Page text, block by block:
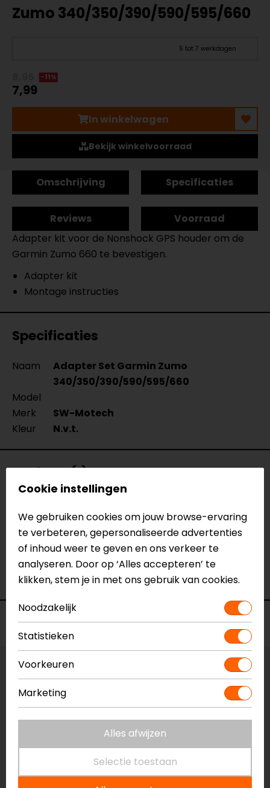
Zumo 340/350/390/590/595/660
5 tot 7 werkdagen
-11%
7,99
In winkelwagen
Bekijk winkelvoorraad
Omschrijving Specificaties
Reviews
Voorraad
Adapter kit voor de Nonshock GPS houder om de
Garmin Zumo 660 te bevestigen.
Adapter kit
Montage instructies
Specificaties
Naam
Adapter Set Garmin Zumo
340/350/390/590/595/660
Model
Merk
SW-Motech
Kleur
N.v.t.
Reviews (1)
04-02-2021
Werkt zoals het bedoeld is
- Klein
Voorraad
Vestiging Apeldoorn
Niet op voorraad
Vestiging Breda
Niet op voorraad
Vestiging Eindhoven
Cookie instellingen
We gebruiken cookies om jouw browse-ervaring
te verbeteren, gepersonaliseerde advertenties
of inhoud weer te geven en ons verkeer te
analyseren. Door op ‘Alles accepteren’ te
klikken, stem je in met ons gebruik van cookies.
Noodzakelijk
Statistieken
Voorkeuren
Marketing
Alles afwijzen
Selectie toestaan